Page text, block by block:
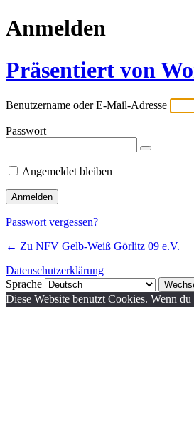
Anmelden
Präsentiert von
Benutzername oder E-Mail-Adresse
Passwort
Angemeldet bleiben
Passwort vergessen?
← Zu NFV Gelb-Weiß Görlitz 09 e.V.
Datenschutzerklärung
Sprache
Diese Website benutzt Cookies. Wenn